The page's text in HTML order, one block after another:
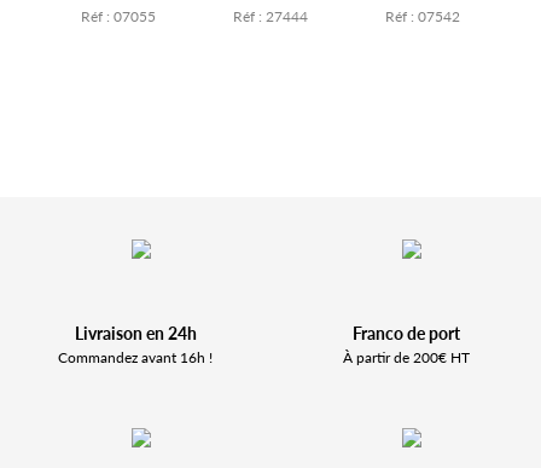
Réf : 07055 Réf : 27444 Réf : 07542
Livraison en 24h
Commandez avant 16h !
Franco de port
À partir de 200€ HT